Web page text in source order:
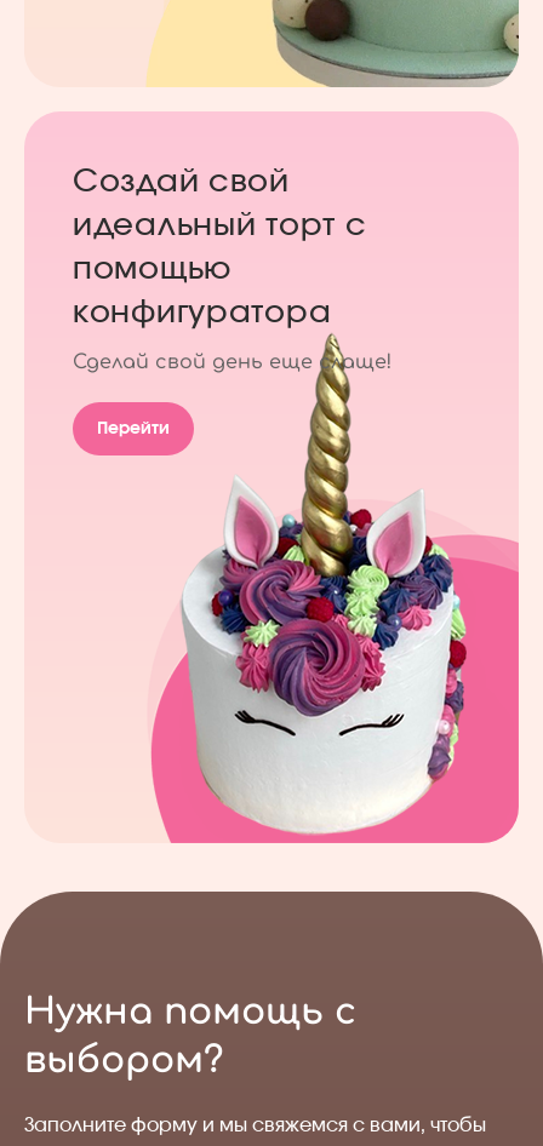
Создай свой
идеальный торт с
помощью
конфигуратора
Сделай свой день еще слаще!
Перейти
Нужна помощь с
выбором?
Заполните форму и мы свяжемся с вами, чтобы